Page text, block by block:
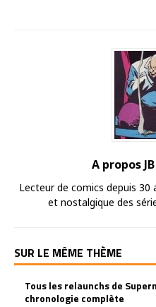
A propos JB
Lecteur de comics depuis 30
et nostalgique des
SUR LE MÊME THÈME
Tous les relaunchs de
chronologie complète